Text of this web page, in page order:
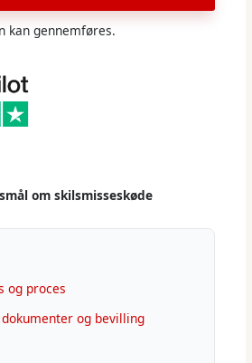
kan gennemføres.
om skilsmisseskøde
og proces
og bevilling